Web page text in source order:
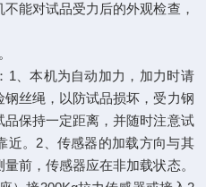
能对试品受力后的外观检查，
1、本机为自动加力，加力时请
丝绳，以防试品损坏，受力钢
保持一定距离，并随时注意试
近。2、传感器的加载方向与其
前，传感器应在非加载状态。